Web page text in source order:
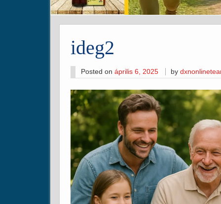
ideg2
Posted on április 6, 2025 by